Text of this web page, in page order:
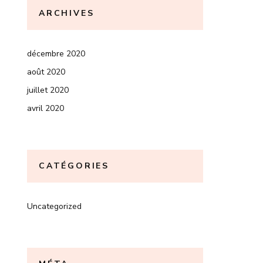
ARCHIVES
décembre 2020
août 2020
juillet 2020
avril 2020
CATÉGORIES
Uncategorized